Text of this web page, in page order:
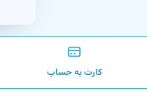
کارت به حساب